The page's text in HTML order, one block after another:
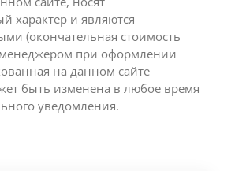
характер и являются
(окончательная стоимость
менеджером при оформлении
на данном сайте
быть изменена в любое время
уведомления.